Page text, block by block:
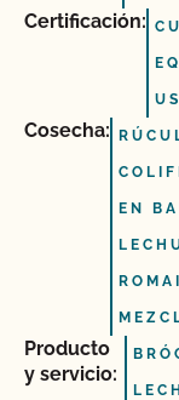
Certificación:
Cosecha:
EN
Producto
y servicio: